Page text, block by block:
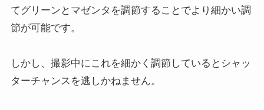
てグリーンとマゼンタを調節することでより細かい調
節が可能です。
しかし、撮影中にこれを細かく調節しているとシャッ
ターチャンスを逃しかねません。